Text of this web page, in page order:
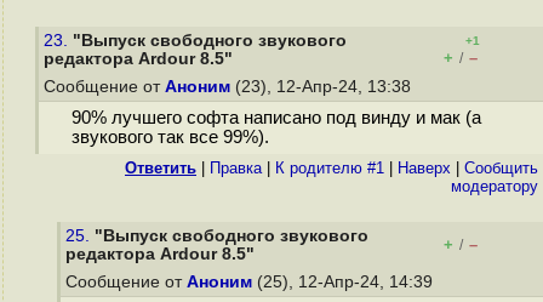
23. "Выпуск свободного звукового
редактора Ardour 8.5"
+1
+ / –
Сообщение от Аноним (23), 12-Апр-24, 13:38
90% лучшего софта написано под винду и мак (а
звукового так все 99%).
Ответить Правка| К родителю #1 Наверх
Cообщить
модератору
25. "Выпуск свободного звукового
редактора Ardour 8.5"
+ / –
Сообщение от Аноним (25), 12-Апр-24, 14:39